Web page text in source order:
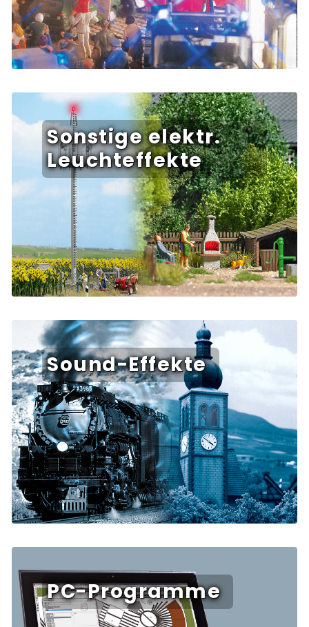
Sonstige elektr.
Leuchteffekte
Sound-Effekte
PC-Programme